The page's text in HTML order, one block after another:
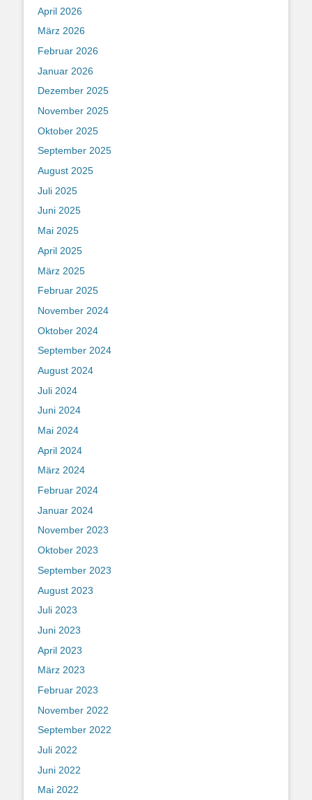
April 2026
März 2026
Februar 2026
Januar 2026
Dezember 2025
November 2025
Oktober 2025
September 2025
August 2025
Juli 2025
Juni 2025
Mai 2025
April 2025
März 2025
Februar 2025
November 2024
Oktober 2024
September 2024
August 2024
Juli 2024
Juni 2024
Mai 2024
April 2024
März 2024
Februar 2024
Januar 2024
November 2023
Oktober 2023
September 2023
August 2023
Juli 2023
Juni 2023
April 2023
März 2023
Februar 2023
November 2022
September 2022
Juli 2022
Juni 2022
Mai 2022